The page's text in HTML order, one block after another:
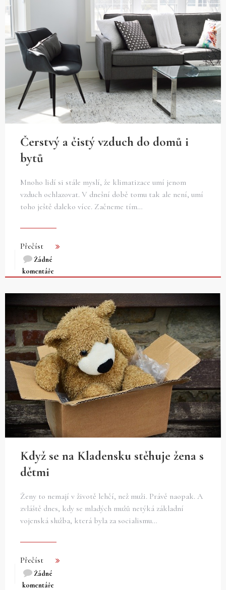
Čerstvý a čistý vzduch do domů i
bytů
Mnoho lidí si stále myslí, že klimatizace umí jenom
vzduch ochlazovat. V dnešní době tomu tak ale není, umí
toho ještě daleko více. Začneme tím…
Přečíst
Žádné
komentáře
Když se na Kladensku stěhuje žena s
dětmi
Ženy to nemají v životě lehčí, než muži. Právě naopak. A
zvláště dnes, kdy se mladých mužů netýká základní
vojenská služba, která byla za socialismu…
Přečíst
Žádné
komentáře